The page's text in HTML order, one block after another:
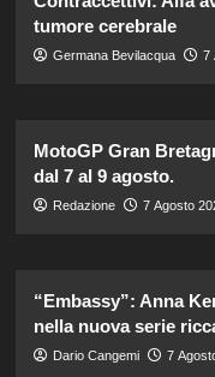
tumore cerebrale
Germana Bevilacqua 7
MotoGP Gran
dal 7 al 9 agosto.
Redazione 7 Agosto
“Embassy”: Anna
nella nuova serie
Dario Cangemi 7